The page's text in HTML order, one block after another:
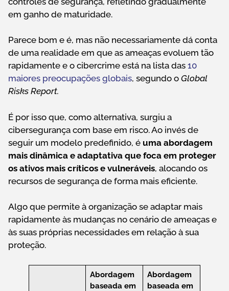
em ganho de maturidade.
Parece bom e é, mas não necessariamente dá conta
de uma realidade em que as ameaças evoluem tão
rapidamente e o cibercrime está na lista das 10
maiores preocupações globais, segundo o Global
Risks Report.
É por isso que, como alternativa, surgiu a
cibersegurança com base em risco. Ao invés de
seguir um modelo predefinido, é uma abordagem
mais dinâmica e adaptativa que foca em proteger
os ativos mais críticos e vulneráveis, alocando os
recursos de segurança de forma mais eficiente.
Algo que permite à organização se adaptar mais
rapidamente às mudanças no cenário de ameaças e
às suas próprias necessidades em relação à sua
proteção.
Abordagem
baseada em
Abordagem
baseada em